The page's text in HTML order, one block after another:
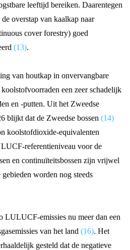
leeftijd bereiken. Daarentegen
overstap van kaalkap naar
cover forestry) goed
(13).
van houtkap in onvervangbare
een zeer schadelijk
en -putten. Uit het Zweedse
blijkt dat de Zweedse bossen (14)
koolstofdioxide-equivalenten
referentieniveau voor de
en continuïteitsbossen zijn vrijwel
worden nog steeds
LULUCF-emissies nu meer dan een
van het land (16). Het
gesteld dat de negatieve